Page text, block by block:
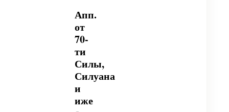
Апп.
от
70-
ти
Силы,
Силуана
и
иже